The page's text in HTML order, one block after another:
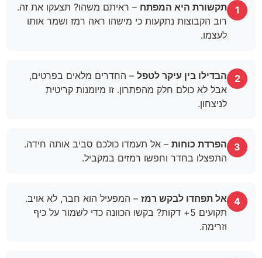
1 תקשורת היא המפתח – ראיתם משהו? תצעקו את זה.
רוב הקבוצות נתקעות כי מישהו ראה רמז ושמר אותו
לעצמו.
2 הבדילו בין עיקר לטפל – החדרים מלאים בפרטים,
אבל לא כולם חלק מהפתרון. זו מיומנות קריטית
לניצחון.
3 הפרדת כוחות – אל תעמדו כולכם סביב אותה חידה.
התפצלו בחדר וחפשו רמזים במקביל.
4 אל תפחדו לבקש רמז – המפעיל הוא חבר, לא אויב.
תקועים 5+ דקות? בקשו הכוונה כדי לשמור על כיף
וזרימה.